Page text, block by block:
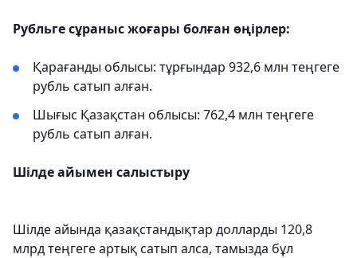
Рубльге сұраныс жоғары болған өңірлер:
Қарағанды облысы: тұрғындар 932,6 млн теңгеге
рубль сатып алған.
Шығыс Қазақстан облысы: 762,4 млн теңгеге
рубль сатып алған.
Шілде айымен салыстыру
Шілде айында қазақстандықтар долларды 120,8
млрд теңгеге артық сатып алса, тамызда бұл